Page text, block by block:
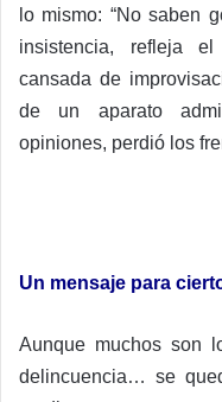
lo mismo: “No saben
insistencia, refleja
cansada de
de un aparato
opiniones, perdió los
Un mensaje para
Aunque muchos son
delincuencia… se